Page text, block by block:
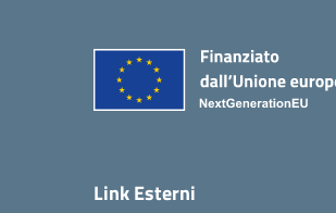
Link Esterni